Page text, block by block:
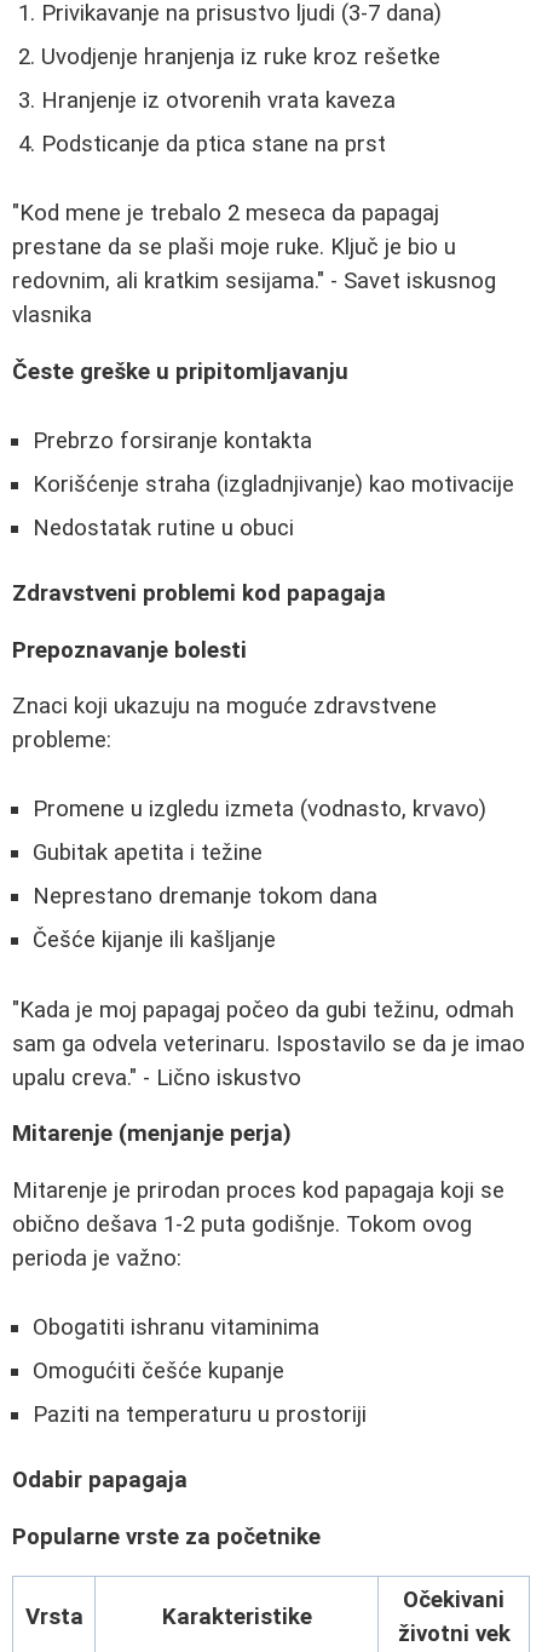
Privikavanje na prisustvo ljudi (3-7 dana)
Uvodjenje hranjenja iz ruke kroz rešetke
Hranjenje iz otvorenih vrata kaveza
Podsticanje da ptica stane na prst
"Kod mene je trebalo 2 meseca da papagaj
prestane da se plaši moje ruke. Ključ je bio u
redovnim, ali kratkim sesijama." - Savet iskusnog
vlasnika
Česte greške u pripitomljavanju
Prebrzo forsiranje kontakta
Korišćenje straha (izgladnjivanje) kao motivacije
Nedostatak rutine u obuci
Zdravstveni problemi kod papagaja
Prepoznavanje bolesti
Znaci koji ukazuju na moguće zdravstvene
probleme:
Promene u izgledu izmeta (vodnasto, krvavo)
Gubitak apetita i težine
Neprestano dremanje tokom dana
Češće kijanje ili kašljanje
"Kada je moj papagaj počeo da gubi težinu, odmah
sam ga odvela veterinaru. Ispostavilo se da je imao
upalu creva." - Lično iskustvo
Mitarenje (menjanje perja)
Mitarenje je prirodan proces kod papagaja koji se
obično dešava 1-2 puta godišnje. Tokom ovog
perioda je važno:
Obogatiti ishranu vitaminima
Omogućiti češće kupanje
Paziti na temperaturu u prostoriji
Odabir papagaja
Popularne vrste za početnike
Vrsta Karakteristike
Očekivani
životni vek